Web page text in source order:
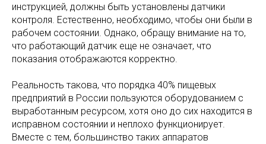
инструкцией, должны быть установлены датчики
контроля. Естественно, необходимо, чтобы они были в
рабочем состоянии. Однако, обращу внимание на то,
что работающий датчик еще не означает, что
показания отображаются корректно.
Реальность такова, что порядка 40% пищевых
предприятий в России пользуются оборудованием с
выработанным ресурсом, хотя оно до сих находится в
исправном состоянии и неплохо функционирует.
Вместе с тем, большинство таких аппаратов